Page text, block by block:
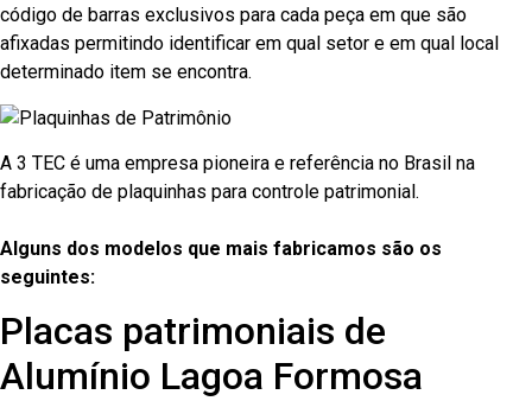
código de barras exclusivos para cada peça em que são
afixadas permitindo identificar em qual setor e em qual local
determinado item se encontra.
A 3 TEC é uma empresa pioneira e referência no Brasil na
fabricação de plaquinhas para controle patrimonial.
Alguns dos modelos que mais fabricamos são os
seguintes:
Placas patrimoniais de
Alumínio Lagoa Formosa